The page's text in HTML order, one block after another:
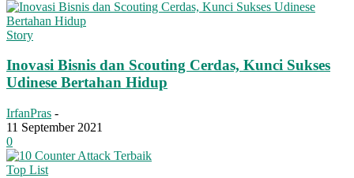
Story
Inovasi Bisnis dan Scouting Cerdas, Kunci Sukses
Udinese Bertahan Hidup
IrfanPras -
11 September 2021
0
Top List